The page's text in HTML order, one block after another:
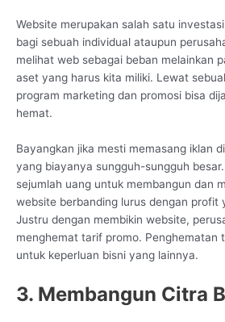
Website merupakan salah satu
bagi sebuah individual ataupun
melihat web sebagai beban melainkan
aset yang harus kita miliki. Lewat
program marketing dan promosi bisa
hemat.
Bayangkan jika mesti memasang iklan
yang biayanya sungguh-sungguh
sejumlah uang untuk membangun dan
website berbanding lurus dengan profit
Justru dengan membikin website,
menghemat tarif promo. Penghematan
untuk keperluan bisni yang lainnya.
3. Membangun Citra